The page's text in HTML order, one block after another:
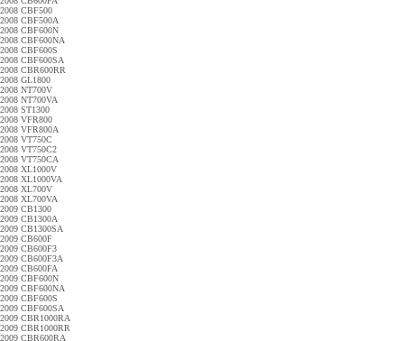
2008 CBF500
2008 CBF500A
2008 CBF600N
2008 CBF600NA
2008 CBF600S
2008 CBF600SA
2008 CBR600RR
2008 GL1800
2008 NT700V
2008 NT700VA
2008 ST1300
2008 VFR800
2008 VFR800A
2008 VT750C
2008 VT750C2
2008 VT750CA
2008 XL1000V
2008 XL1000VA
2008 XL700V
2008 XL700VA
2009 CB1300
2009 CB1300A
2009 CB1300SA
2009 CB600F
2009 CB600F3
2009 CB600F3A
2009 CB600FA
2009 CBF600N
2009 CBF600NA
2009 CBF600S
2009 CBF600SA
2009 CBR1000RA
2009 CBR1000RR
2009 CBR600RA